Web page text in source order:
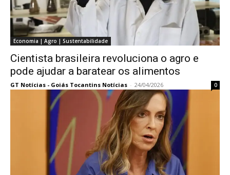
Economia | Agro | Sustentabilidade
Cientista brasileira revoluciona o agro e
pode ajudar a baratear os alimentos
GT Notícias - Goiás Tocantins Notícias - 24/04/2026 0